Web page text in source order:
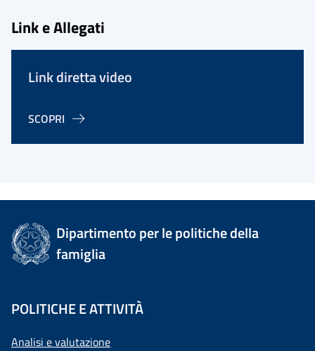
Link e Allegati
Link diretta video
SCOPRI
Dipartimento per le politiche della
famiglia
POLITICHE E ATTIVITÀ
Analisi e valutazione